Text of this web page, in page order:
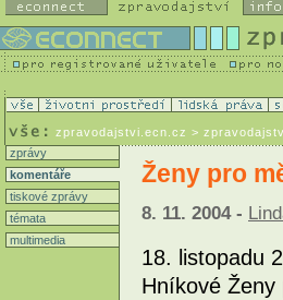
zpravodajstvi.ecn.cz >
zprávy
komentáře
tiskové zprávy
témata
multimedia
Ženy pro
8. 11. 2004 -
18. listopadu
Hníkové